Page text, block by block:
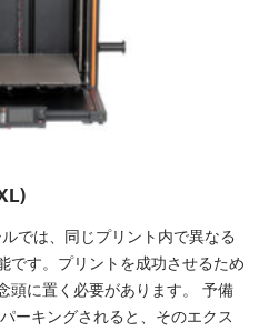
では、同じプリント内で異なる
です。プリントを成功させるため
頭に置く必要があります。 予備
ーキングされると、そのエクス